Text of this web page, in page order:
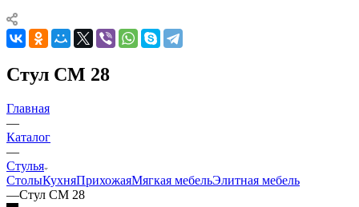
Стул СМ 28
Главная
—
Каталог
—
Стулья
СтолыКухняПрихожаяМягкая мебельЭлитная мебель
—Стул СМ 28